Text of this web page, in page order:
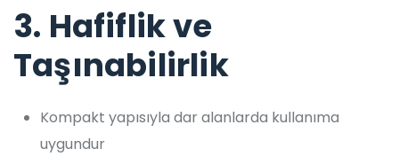
3. Hafiflik ve
Taşınabilirlik
Kompakt yapısıyla dar alanlarda kullanıma
uygundur